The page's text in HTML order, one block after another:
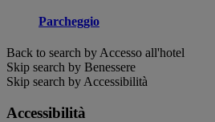
Parcheggio
Back to search by Accesso all'hotel
Skip search by Benessere
Skip search by Accessibilità
Accessibilità